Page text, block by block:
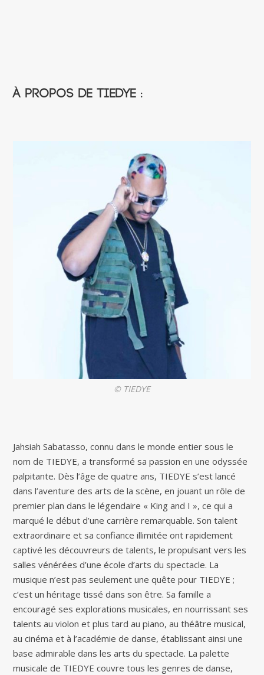
À propos de TIEDYE :
© TIEDYE
Jahsiah Sabatasso, connu dans le monde entier sous le
nom de TIEDYE, a transformé sa passion en une odyssée
palpitante. Dès l’âge de quatre ans, TIEDYE s’est lancé
dans l’aventure des arts de la scène, en jouant un rôle de
premier plan dans le légendaire « King and I », ce qui a
marqué le début d’une carrière remarquable. Son talent
extraordinaire et sa confiance illimitée ont rapidement
captivé les découvreurs de talents, le propulsant vers les
salles vénérées d’une école d’arts du spectacle. La
musique n’est pas seulement une quête pour TIEDYE ;
c’est un héritage tissé dans son être. Sa famille a
encouragé ses explorations musicales, en nourrissant ses
talents au violon et plus tard au piano, au théâtre musical,
au cinéma et à l’académie de danse, établissant ainsi une
base admirable dans les arts du spectacle. La palette
musicale de TIEDYE couvre tous les genres de danse,